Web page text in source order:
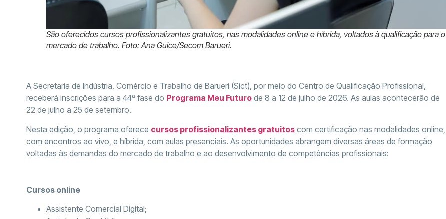
São oferecidos cursos profissionalizantes gratuitos, nas modalidades online e híbrida, voltados à qualificação para o
mercado de trabalho. Foto: Ana Guice/Secom Barueri.
A Secretaria de Indústria, Comércio e Trabalho de Barueri (Sict), por meio do Centro de Qualificação Profissional,
receberá inscrições para a 44ª fase do Programa Meu Futuro de 8 a 12 de julho de 2026. As aulas acontecerão de
22 de julho a 25 de setembro.
Nesta edição, o programa oferece cursos profissionalizantes gratuitos com certificação nas modalidades online,
com encontros ao vivo, e híbrida, com aulas presenciais. As oportunidades abrangem diversas áreas de formação
voltadas às demandas do mercado de trabalho e ao desenvolvimento de competências profissionais:
Cursos online
Assistente Comercial Digital;